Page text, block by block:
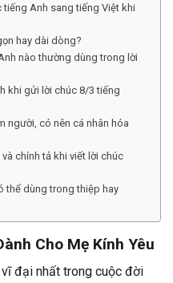
tiếng Anh sang tiếng Việt khi
hay dài dòng?
nào thường dùng trong lời
khi gửi lời chúc 8/3 tiếng
người, có nên cá nhân hóa
chính tả khi viết lời chúc
thể dùng trong thiệp hay
Cho Mẹ Kính Yêu
đại nhất trong cuộc đời